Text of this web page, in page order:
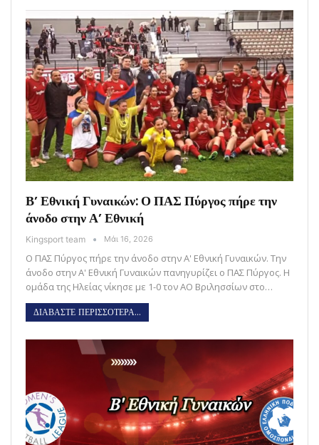
Β’ Εθνική Γυναικών: Ο ΠΑΣ Πύργος πήρε την
άνοδο στην Α’ Εθνική
Kingsport team Μάι 16, 2026
Ο ΠΑΣ Πύργος πήρε την άνοδο στην Α' Εθνική Γυναικών. Την
άνοδο στην Α' Εθνική Γυναικών πανηγυρίζει ο ΠΑΣ Πύργος. Η
ομάδα της Ηλείας νίκησε με 1-0 τον ΑΟ Βριλησσίων στο…
ΔΙΑΒΑΣΤΕ ΠΕΡΙΣΣΟΤΕΡΑ...